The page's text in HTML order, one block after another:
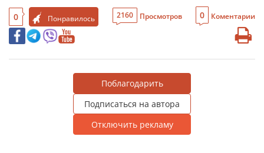
0 Понравилось 2160 Просмотров 0 Коментарии
Поблагодарить
Подписаться на автора
Отключить рекламу